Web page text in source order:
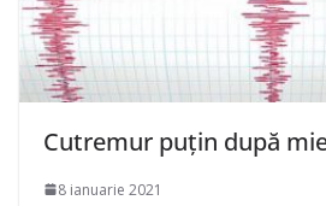
Cutremur puțin după
8 ianuarie 2021